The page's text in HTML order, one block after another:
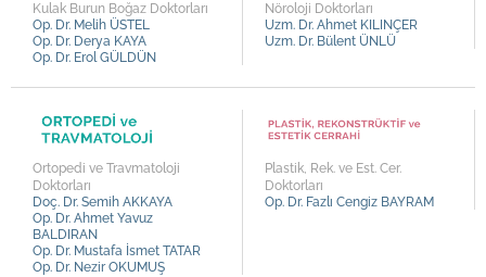
Kulak Burun Boğaz Doktorları
Op. Dr. Melih ÜSTEL
Op. Dr. Derya KAYA
Op. Dr. Erol GÜLDÜN
Nöroloji Doktorları
Uzm. Dr. Ahmet KILINÇER
Uzm. Dr. Bülent ÜNLÜ
Ortopedi ve Travmatoloji
Doktorları
Doç. Dr. Semih AKKAYA
Op. Dr. Ahmet Yavuz
BALDIRAN
Op. Dr. Mustafa İsmet TATAR
Op. Dr. Nezir OKUMUŞ
Plastik, Rek. ve Est. Cer.
Doktorları
Op. Dr. Fazlı Cengiz BAYRAM